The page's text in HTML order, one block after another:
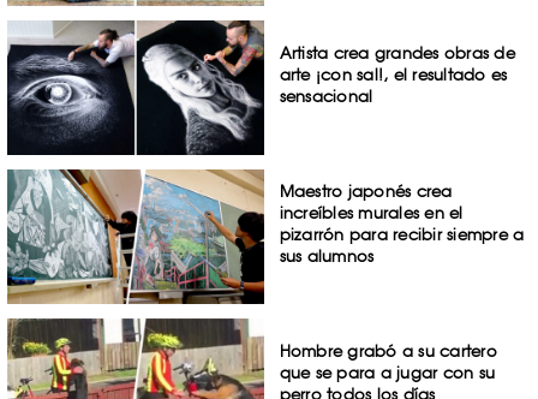
Artista crea grandes obras de
arte ¡con sal!, el resultado es
sensacional
Maestro japonés crea
increíbles murales en el
pizarrón para recibir siempre a
sus alumnos
Hombre grabó a su cartero
que se para a jugar con su
perro todos los días